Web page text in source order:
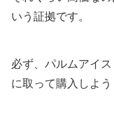
いう証拠です。
必ず、パルムアイ
に取って購入しよう